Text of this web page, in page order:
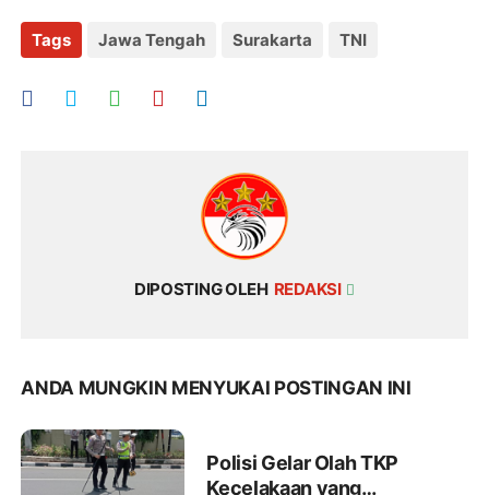
Tags Jawa Tengah Surakarta TNI
DIPOSTING OLEH REDAKSI
ANDA MUNGKIN MENYUKAI POSTINGAN INI
Polisi Gelar Olah TKP
Kecelakaan yang